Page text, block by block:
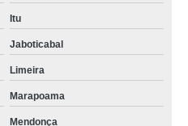
Itu
Jaboticabal
Limeira
Marapoama
Mendonça